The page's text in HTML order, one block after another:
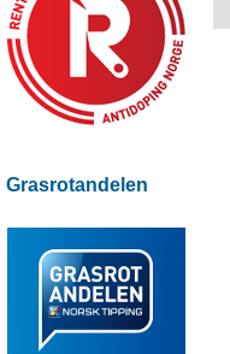
Grasrotandelen